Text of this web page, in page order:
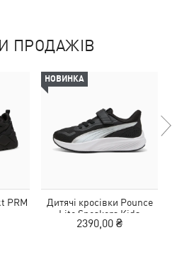
ПРОДАЖІВ
PRM
НОВИНКА
Дитячі кросівки Pounce
Lite Sneakers Kids
2390,00 ₴